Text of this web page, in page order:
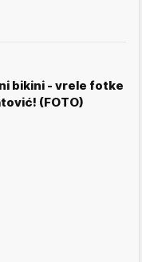
bikini - vrele fotke
(FOTO)